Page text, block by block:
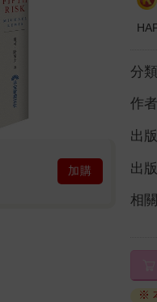
加購
分類
作者
出
出
相
※